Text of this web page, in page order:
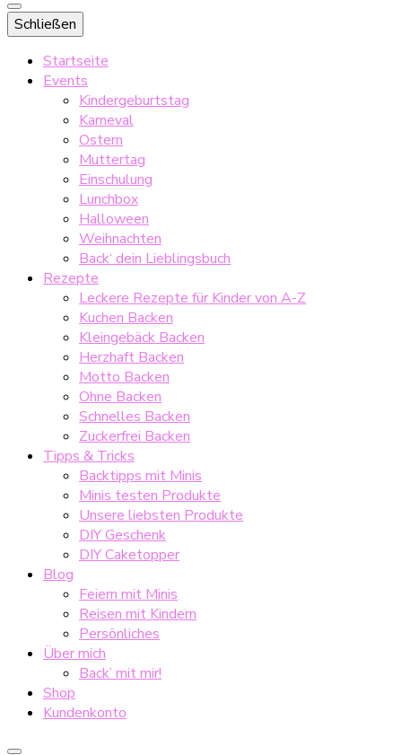
Schließen
Startseite
Events
Kindergeburtstag
Karneval
Ostern
Muttertag
Einschulung
Lunchbox
Halloween
Weihnachten
Back‘ dein Lieblingsbuch
Rezepte
Leckere Rezepte für Kinder von A-Z
Kuchen Backen
Kleingebäck Backen
Herzhaft Backen
Motto Backen
Ohne Backen
Schnelles Backen
Zuckerfrei Backen
Tipps & Tricks
Backtipps mit Minis
Minis testen Produkte
Unsere liebsten Produkte
DIY Geschenk
DIY Caketopper
Blog
Feiern mit Minis
Reisen mit Kindern
Persönliches
Über mich
Back’ mit mir!
Shop
Kundenkonto